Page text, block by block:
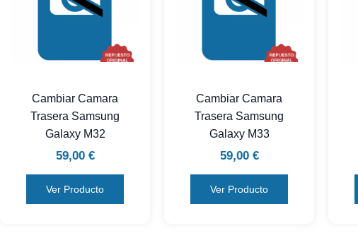
Cambiar Camara
Trasera Samsung
Galaxy M32
59,00 €
Ver Producto
Cambiar Camara
Trasera Samsung
Galaxy M33
59,00 €
Ver Producto